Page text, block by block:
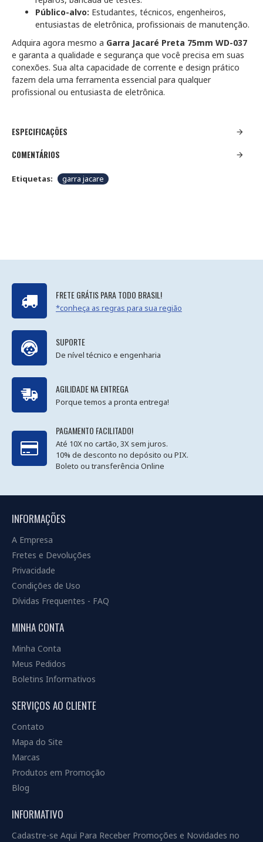
Público-alvo: Estudantes, técnicos, engenheiros,
entusiastas de eletrônica, profissionais de manutenção.
Adquira agora mesmo a Garra Jacaré Preta 75mm WD-037
e garanta a qualidade e segurança que você precisa em suas
conexões. Sua alta capacidade de corrente e design prático
fazem dela uma ferramenta essencial para qualquer
profissional ou entusiasta de eletrônica.
ESPECIFICAÇÕES
COMENTÁRIOS
Etiquetas: garra jacare
FRETE GRÁTIS PARA TODO BRASIL!
*conheça as regras para sua região
SUPORTE
De nível técnico e engenharia
AGILIDADE NA ENTREGA
Porque temos a pronta entrega!
PAGAMENTO FACILITADO!
Até 10X no cartão, 3X sem juros.
10% de desconto no depósito ou PIX.
Boleto ou transferência Online
INFORMAÇÕES
A Empresa
Fretes e Devoluções
Privacidade
Condições de Uso
Dívidas Frequentes - FAQ
MINHA CONTA
Minha Conta
Meus Pedidos
Boletins Informativos
SERVIÇOS AO CLIENTE
Contato
Mapa do Site
Marcas
Produtos em Promoção
Blog
INFORMATIVO
Cadastre-se Aqui Para Receber Promoções e Novidades no